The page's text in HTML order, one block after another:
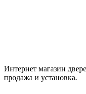
Интернет магазин
продажа и установка.